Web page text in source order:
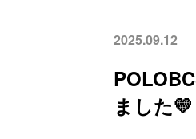
2025.09.12
ました💛